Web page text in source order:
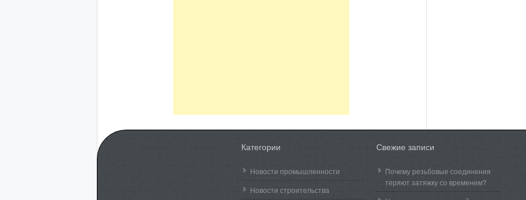
Категории
Новости промышленности
Новости строительства
Свежие записи
Почему резьбовые соединения
теряют затяжку со временем?